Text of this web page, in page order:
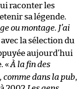
raconter les
sa légende.
ou montage. J’ai
la sélection du
aujourd’hui
«À la fin des
dans la pub,